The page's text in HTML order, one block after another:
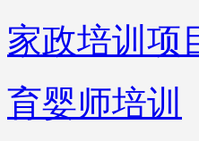
家政培训项
育婴师培训